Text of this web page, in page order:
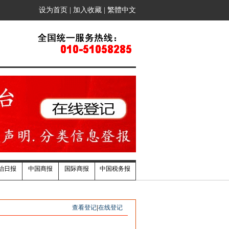
设为首页 加入收藏 繁體中文
日报 中国商报 国际商报 中国税务报
查看登记| 在线登记